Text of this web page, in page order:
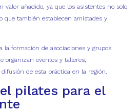
valor añadido, ya que los asistentes no solo
que también establecen amistades y
la formación de asociaciones y grupos
organizan eventos y talleres,
de esta práctica en la región.
pilates para el